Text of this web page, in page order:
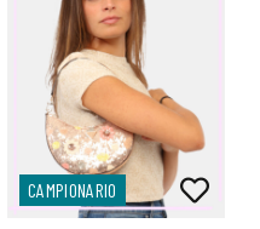
CAMPIONARIO